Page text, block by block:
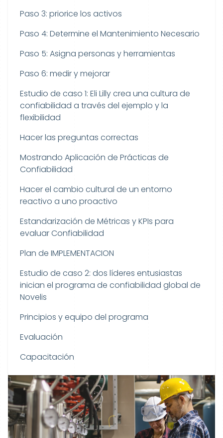
Paso 3: priorice los activos
Paso 4: Determine el Mantenimiento Necesario
Paso 5: Asigna personas y herramientas
Paso 6: medir y mejorar
Estudio de caso 1: Eli Lilly crea una cultura de
confiabilidad a través del ejemplo y la
flexibilidad
Hacer las preguntas correctas
Mostrando Aplicación de Prácticas de
Confiabilidad
Hacer el cambio cultural de un entorno
reactivo a uno proactivo
Estandarización de Métricas y KPIs para
evaluar Confiabilidad
Plan de IMPLEMENTACION
Estudio de caso 2: dos líderes entusiastas
inician el programa de confiabilidad global de
Novelis
Principios y equipo del programa
Evaluación
Capacitación